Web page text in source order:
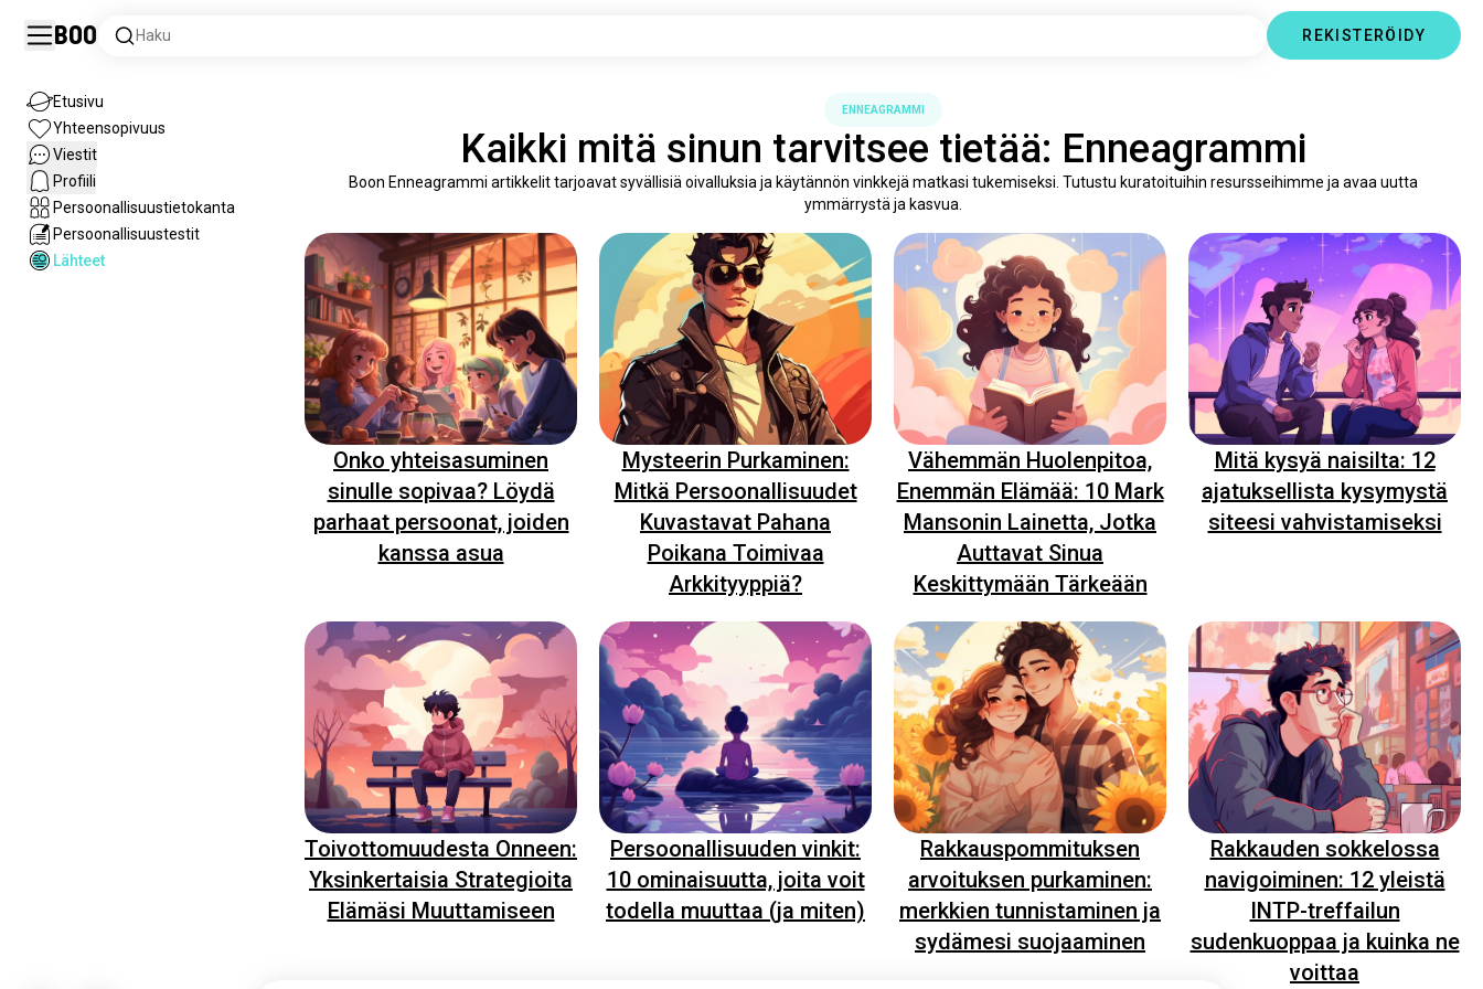
Boo Haku REKISTERÖIDY
Etusivu
Yhteensopivuus
Viestit
Profiili
Persoonallisuustietokanta
Persoonallisuustestit
Lähteet
ENNEAGRAMMI
Kaikki mitä sinun tarvitsee tietää: Enneagrammi
Boon Enneagrammi artikkelit tarjoavat syvällisiä oivalluksia ja käytännön vinkkejä matkasi tukemiseksi. Tutustu kuratoituihin resursseihimme ja avaa uutta
ymmärrystä ja kasvua.
Onko yhteisasuminen
sinulle sopivaa? Löydä
parhaat persoonat, joiden
kanssa asua
Mysteerin Purkaminen:
Mitkä Persoonallisuudet
Kuvastavat Pahana
Poikana Toimivaa
Arkkityyppiä?
Vähemmän Huolenpitoa,
Enemmän Elämää: 10 Mark
Mansonin Lainetta, Jotka
Auttavat Sinua
Keskittymään Tärkeään
Mitä kysyä naisilta: 12
ajatuksellista kysymystä
siteesi vahvistamiseksi
Toivottomuudesta Onneen:
Yksinkertaisia Strategioita
Elämäsi Muuttamiseen
Persoonallisuuden vinkit:
10 ominaisuutta, joita voit
todella muuttaa (ja miten)
Rakkauspommituksen
arvoituksen purkaminen:
merkkien tunnistaminen ja
sydämesi suojaaminen
Rakkauden sokkelossa
navigoiminen: 12 yleistä
INTP-treffailun
sudenkuoppaa ja kuinka ne
voittaa